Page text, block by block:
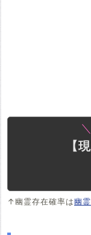
【
↑幽霊存在確率は幽